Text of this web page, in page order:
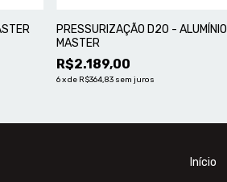
PRESSURIZAÇÃO D20 - ALUMÍNIO
MASTER
R$2.189,00
6xde R$364,83 sem juros
Início